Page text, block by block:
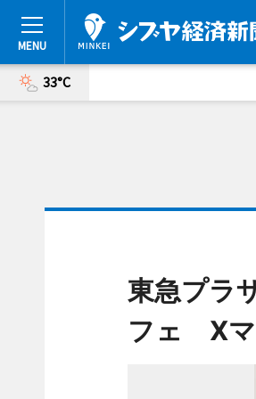
33°C
東急プラ
フェ Xマ